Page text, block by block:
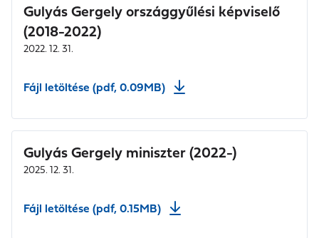
Gulyás Gergely országgyűlési képviselő
(2018-2022)
2022. 12. 31.
Fájl letöltése (pdf, 0.09MB)
Gulyás Gergely miniszter (2022-)
2025. 12. 31.
Fájl letöltése (pdf, 0.15MB)